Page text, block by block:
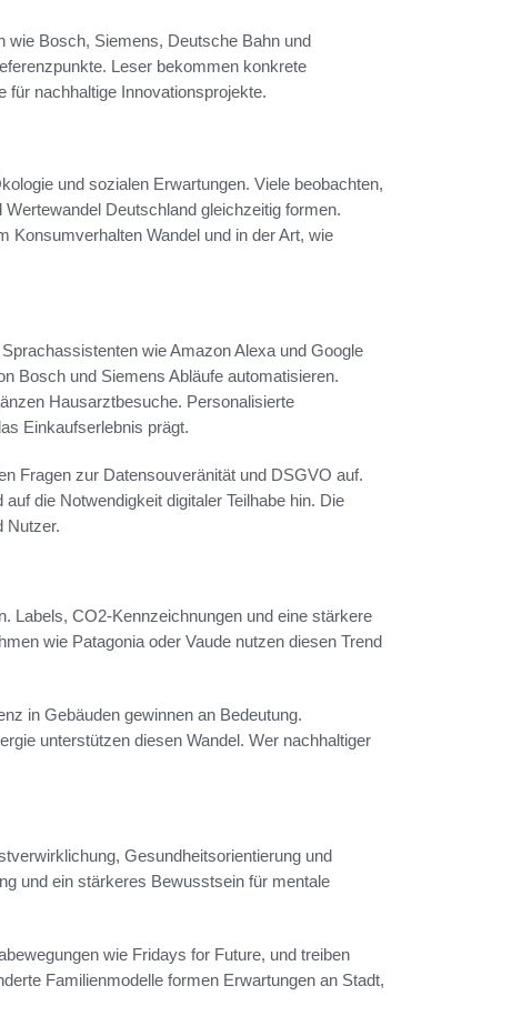
wie Bosch, Siemens, Deutsche Bahn und
Leser bekommen konkrete
für nachhaltige Innovationsprojekte.
und sozialen Erwartungen. Viele beobachten,
Deutschland gleichzeitig formen.
Konsumverhalten Wandel und in der Art, wie
wie Amazon Alexa und Google
Bosch und Siemens Abläufe automatisieren.
Hausarztbesuche. Personalisierte
Einkaufserlebnis prägt.
Fragen zur Datensouveränität und DSGVO auf.
die Notwendigkeit digitaler Teilhabe hin. Die
Nutzer.
Labels, CO2-Kennzeichnungen und eine stärkere
wie Patagonia oder Vaude nutzen diesen Trend
in Gebäuden gewinnen an Bedeutung.
unterstützen diesen Wandel. Wer nachhaltiger
Gesundheitsorientierung und
und ein stärkeres Bewusstsein für mentale
wie Fridays for Future, und treiben
Familienmodelle formen Erwartungen an Stadt,